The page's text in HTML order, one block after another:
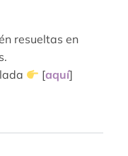
resueltas en
[aquí]